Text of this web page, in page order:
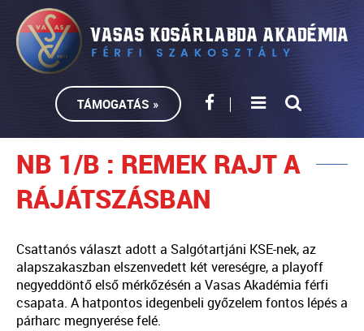
TÁMOGATÁS »
NB 1/B : REMEK RAJT A
RÁJÁTSZÁSBAN
Csattanós választ adott a Salgótartjáni KSE-nek, az
alapszakaszban elszenvedett két vereségre, a playoff
negyeddöntő első mérkőzésén a Vasas Akadémia férfi
csapata. A hatpontos idegenbeli győzelem fontos lépés a
párharc megnyerése felé.